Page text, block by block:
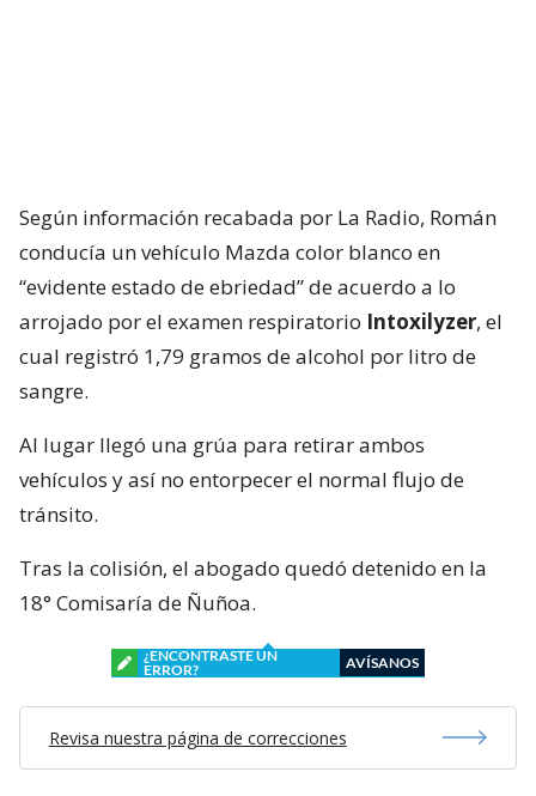
Según información recabada por La Radio, Román
conducía un vehículo Mazda color blanco en
“evidente estado de ebriedad” de acuerdo a lo
arrojado por el examen respiratorio Intoxilyzer, el
cual registró 1,79 gramos de alcohol por litro de
sangre.
Al lugar llegó una grúa para retirar ambos
vehículos y así no entorpecer el normal flujo de
tránsito.
Tras la colisión, el abogado quedó detenido en la
18° Comisaría de Ñuñoa.
¿ENCONTRASTE UN
ERROR?
AVÍSANOS
Revisa nuestra página de correcciones